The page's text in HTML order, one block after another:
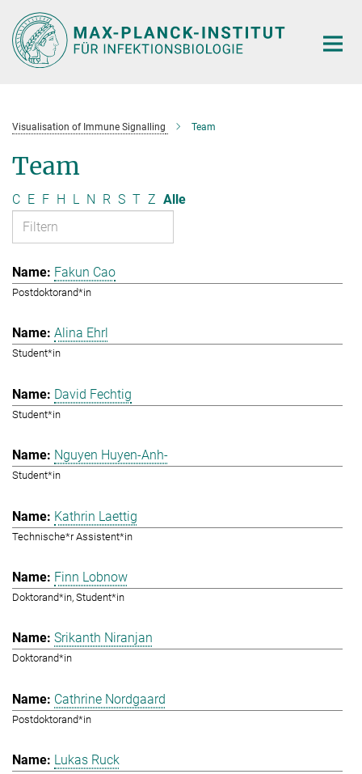
Hauptinhalt
Visualisation of Immune Signalling Team
Team
C E F H L N R S T Z Alle
Fakun Cao
Postdoktorand*in
Alina Ehrl
Student*in
David Fechtig
Student*in
Nguyen Huyen-Anh-
Student*in
Kathrin Laettig
Technische*r Assistent*in
Finn Lobnow
Doktorand*in, Student*in
Srikanth Niranjan
Doktorand*in
Cathrine Nordgaard
Postdoktorand*in
Lukas Ruck